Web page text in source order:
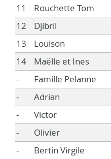
11
Rouchette Tom
12
Djibril
13
Louison
14
Maëlle et Ines
-
Famille Pelanne
-
Adrian
-
Victor
-
Olivier
-
Bertin Virgile